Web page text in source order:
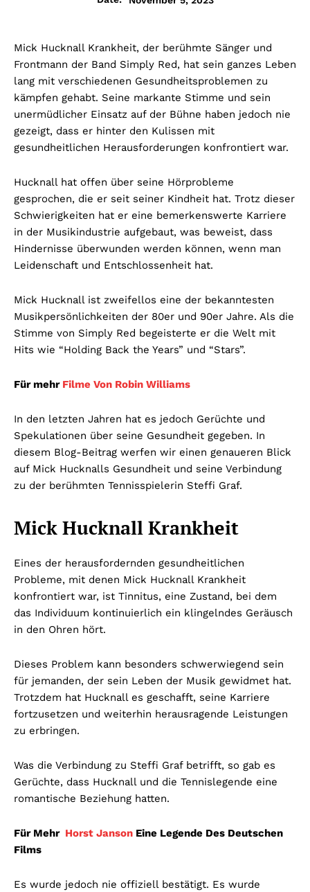
Mick Hucknall Krankheit, der berühmte Sänger und
Frontmann der Band Simply Red, hat sein ganzes Leben
lang mit verschiedenen Gesundheitsproblemen zu
kämpfen gehabt. Seine markante Stimme und sein
unermüdlicher Einsatz auf der Bühne haben jedoch nie
gezeigt, dass er hinter den Kulissen mit
gesundheitlichen Herausforderungen konfrontiert war.
Hucknall hat offen über seine Hörprobleme
gesprochen, die er seit seiner Kindheit hat. Trotz dieser
Schwierigkeiten hat er eine bemerkenswerte Karriere
in der Musikindustrie aufgebaut, was beweist, dass
Hindernisse überwunden werden können, wenn man
Leidenschaft und Entschlossenheit hat.
Mick Hucknall ist zweifellos eine der bekanntesten
Musikpersönlichkeiten der 80er und 90er Jahre. Als die
Stimme von Simply Red begeisterte er die Welt mit
Hits wie “Holding Back the Years” und “Stars”.
Für mehr Filme Von Robin Williams
In den letzten Jahren hat es jedoch Gerüchte und
Spekulationen über seine Gesundheit gegeben. In
diesem Blog-Beitrag werfen wir einen genaueren Blick
auf Mick Hucknalls Gesundheit und seine Verbindung
zu der berühmten Tennisspielerin Steffi Graf.
Mick Hucknall Krankheit
Eines der herausfordernden gesundheitlichen
Probleme, mit denen Mick Hucknall Krankheit
konfrontiert war, ist Tinnitus, eine Zustand, bei dem
das Individuum kontinuierlich ein klingelndes Geräusch
in den Ohren hört.
Dieses Problem kann besonders schwerwiegend sein
für jemanden, der sein Leben der Musik gewidmet hat.
Trotzdem hat Hucknall es geschafft, seine Karriere
fortzusetzen und weiterhin herausragende Leistungen
zu erbringen.
Was die Verbindung zu Steffi Graf betrifft, so gab es
Gerüchte, dass Hucknall und die Tennislegende eine
romantische Beziehung hatten.
Für Mehr Horst Janson Eine Legende Des Deutschen
Films
Es wurde jedoch nie offiziell bestätigt. Es wurde